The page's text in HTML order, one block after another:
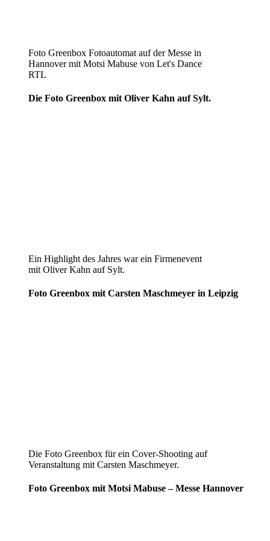
Foto Greenbox Fotoautomat auf der Messe in
Hannover mit Motsi Mabuse von Let's Dance
RTL
Die Foto Greenbox mit Oliver Kahn auf Sylt.
Ein Highlight des Jahres war ein Firmenevent
mit Oliver Kahn auf Sylt.
Foto Greenbox mit Carsten Maschmeyer in Leipzig
Die Foto Greenbox für ein Cover-Shooting auf
Veranstaltung mit Carsten Maschmeyer.
Foto Greenbox mit Motsi Mabuse – Messe Hannover